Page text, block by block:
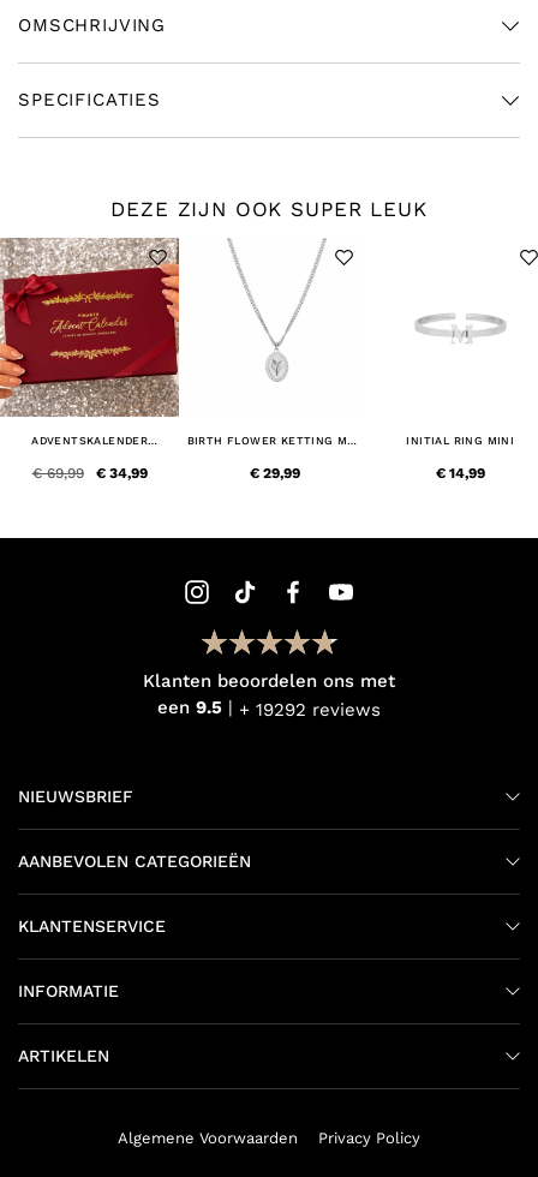
OMSCHRIJVING
SPECIFICATIES
DEZE ZIJN OOK SUPER LEUK
ADVENTSKALENDER
€ 34,99
€ 69,99
BIRTH FLOWER KETTING MET
€ 29,99
INITIAL RING MINI
€ 14,99
Klanten beoordelen ons met
een 9.5 + 19292 reviews
NIEUWSBRIEF
AANBEVOLEN CATEGORIEËN
KLANTENSERVICE
INFORMATIE
ARTIKELEN
Algemene Voorwaarden Privacy Policy